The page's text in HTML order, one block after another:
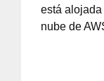
está
nube de